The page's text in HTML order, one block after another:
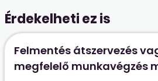
Érdekelheti ez is
Felmentés átszervezés
megfelelő munkavégzés